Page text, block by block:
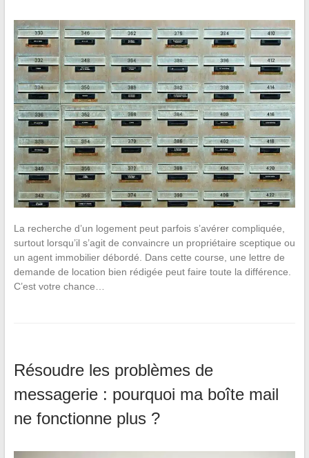
La recherche d’un logement peut parfois s’avérer compliquée,
surtout lorsqu’il s’agit de convaincre un propriétaire sceptique ou
un agent immobilier débordé. Dans cette course, une lettre de
demande de location bien rédigée peut faire toute la différence.
C’est votre chance…
Résoudre les problèmes de
messagerie : pourquoi ma boîte mail
ne fonctionne plus ?